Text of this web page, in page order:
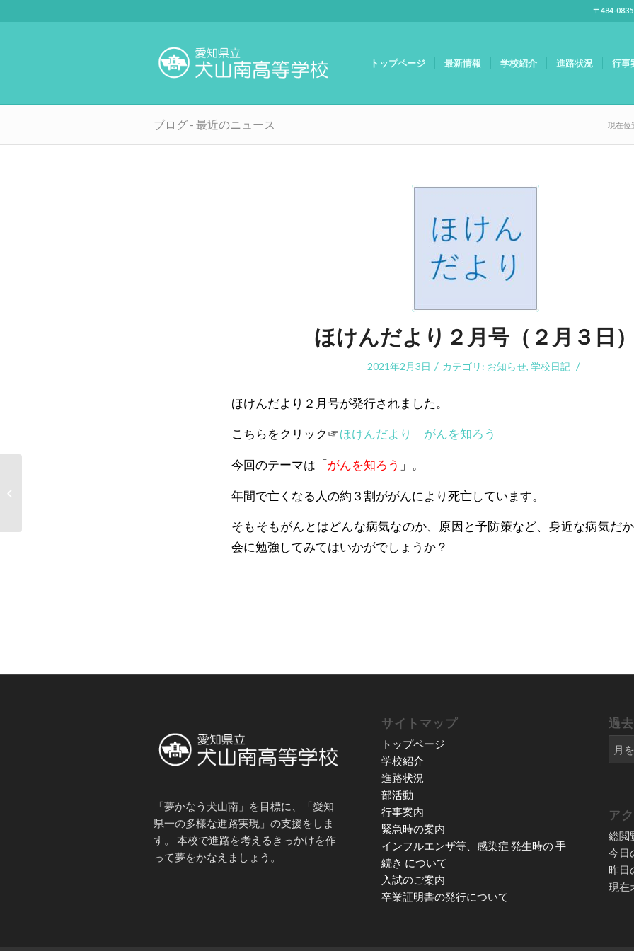
〒484-
トップページ 最新情報 学校紹介 進路状況 行事
ブログ - 最近のニュース 現在位
ほけんだより２月号（２月３日）
2021年2月3日 / カテゴリ: お知らせ, 学校日記 /
ほけんだより２月号が発行されました。
こちらをクリック☞ほけんだより がんを知ろう
今回のテーマは「がんを知ろう 」。
年間で亡くなる人の約３割ががんにより死亡しています。
そもそもがんとはどんな病気なのか、原因と予防策など、身近な病気だ
会に勉強してみてはいかがでしょうか？
「夢かなう犬山南」を目標に、「愛知
県一の多様な進路実現」の支援をしま
す。 本校で進路を考えるきっかけを作
って夢をかなえましょう。
サイトマップ
トップページ
学校紹介
進路状況
部活動
行事案内
緊急時の案内
インフルエンザ等、感染症 発生時の 手
続き について
入試のご案内
卒業証明書の発行について
過
ア
総閲
今日
昨日
現在